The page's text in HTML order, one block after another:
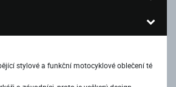
stylové a funkční motocyklové oblečení té